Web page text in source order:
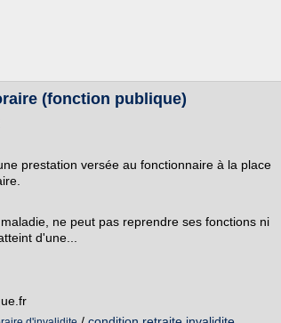
(fonction publique)
prestation versée au fonctionnaire à la place
ne peut pas reprendre ses fonctions ni
d'une...